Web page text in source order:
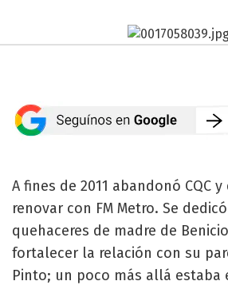
A fines de 2011 abandonó CQC
renovar con FM Metro. Se
quehaceres de madre de
fortalecer la relación con su
Pinto; un poco más allá estaba